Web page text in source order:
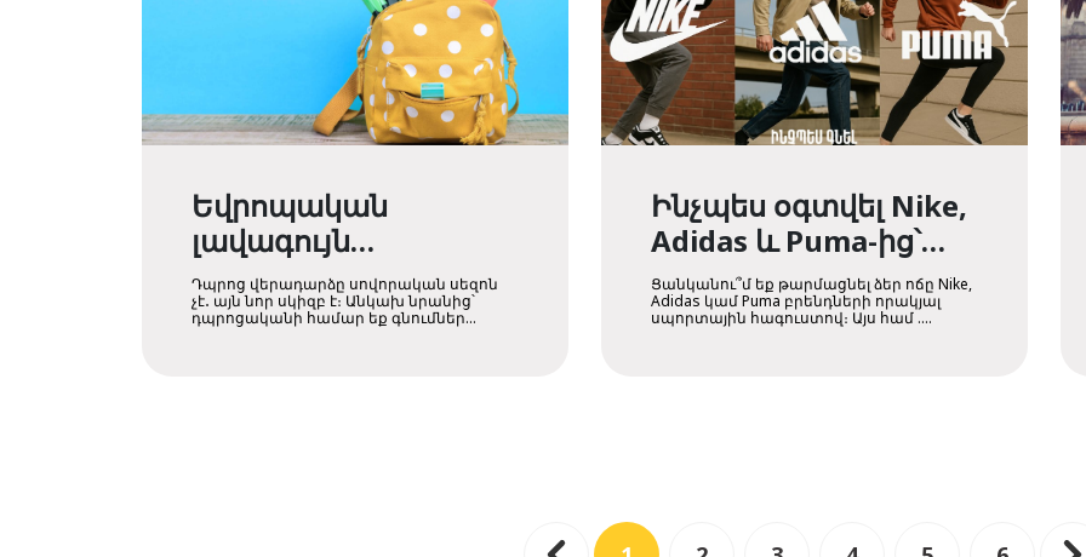
Եվրոպական
լավագույն
խանութները՝
դպրոցական
Դպրոց վերադարձը սովորական սեզոն
չէ․ այն նոր սկիզբ է։ Անկախ նրանից՝
դպրոցականի համար եք գնումներ
Ինչպես օգտվել Nike,
Adidas և Puma-ից՝
ավելի մատչելի
գներով
Ցանկանու՞մ եք թարմացնել ձեր ոճը Nike,
Adidas կամ Puma բրենդների որակյալ
սպորտային հագուստով։ Այս համ ....